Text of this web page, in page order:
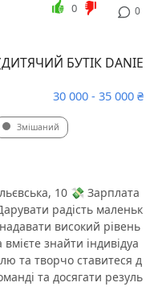
0
0
БУТІК DANIE
30 000 - 35 000 ₴
Змішаний
10 💸 Зарплата
радість маленьк
високий рівень
вмієте знайти індивідуа
та творчо ставитеся д
та досягати резуль